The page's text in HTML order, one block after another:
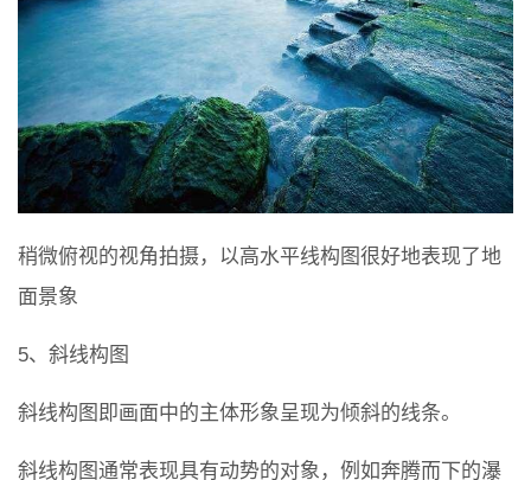
稍微俯视的视角拍摄，以高水平线构图很好地表现了地
面景象
5、斜线构图
斜线构图即画面中的主体形象呈现为倾斜的线条。
斜线构图通常表现具有动势的对象，例如奔腾而下的瀑